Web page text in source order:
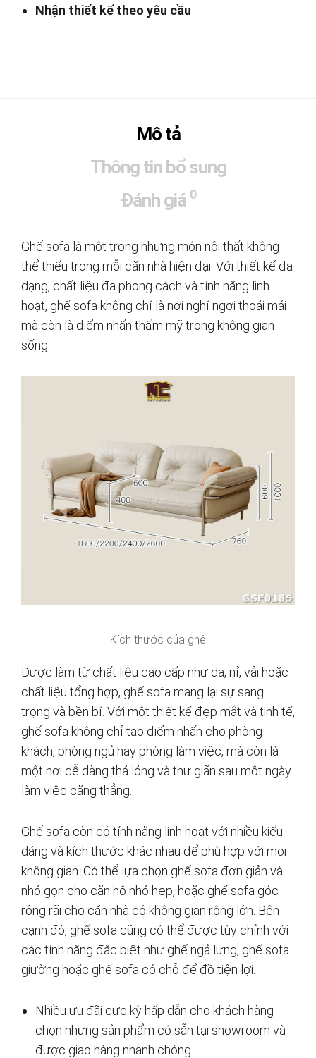
Nhận thiết kế theo yêu cầu
Mô tả
Thông tin bổ sung
Đánh giá 0
Ghế sofa là một trong những món nội thất không
thể thiếu trong mỗi căn nhà hiện đại. Với thiết kế đa
dạng, chất liệu đa phong cách và tính năng linh
hoạt, ghế sofa không chỉ là nơi nghỉ ngơi thoải mái
mà còn là điểm nhấn thẩm mỹ trong không gian
sống.
Kích thước của ghế
Được làm từ chất liệu cao cấp như da, nỉ, vải hoặc
chất liệu tổng hợp, ghế sofa mang lại sự sang
trọng và bền bỉ. Với một thiết kế đẹp mắt và tinh tế,
ghế sofa không chỉ tạo điểm nhấn cho phòng
khách, phòng ngủ hay phòng làm việc, mà còn là
một nơi dễ dàng thả lỏng và thư giãn sau một ngày
làm việc căng thẳng.
Ghế sofa còn có tính năng linh hoạt với nhiều kiểu
dáng và kích thước khác nhau để phù hợp với mọi
không gian. Có thể lựa chọn ghế sofa đơn giản và
nhỏ gọn cho căn hộ nhỏ hẹp, hoặc ghế sofa góc
rộng rãi cho căn nhà có không gian rộng lớn. Bên
cạnh đó, ghế sofa cũng có thể được tùy chỉnh với
các tính năng đặc biệt như ghế ngả lưng, ghế sofa
giường hoặc ghế sofa có chỗ để đồ tiện lợi.
Nhiều ưu đãi cực kỳ hấp dẫn cho khách hàng
chọn những sản phẩm có sẵn tại showroom và
được giao hàng nhanh chóng.